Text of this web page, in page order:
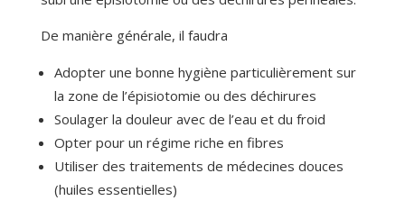
De manière générale, il faudra
Adopter une bonne hygiène particulièrement sur
la zone de l’épisiotomie ou des déchirures
Soulager la douleur avec de l’eau et du froid
Opter pour un régime riche en fibres
Utiliser des traitements de médecines douces
(huiles essentielles)